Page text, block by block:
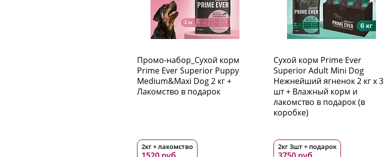
Промо-набор_Сухой корм
Prime Ever Superior Puppy
Medium&Maxi Dog 2 кг +
Лакомство в подарок
2кг + лакомство
Сухой корм Prime Ever
Superior Adult Mini Dog
Нежнейший ягненок 2 кг х 3
шт + Влажный корм и
лакомство в подарок (в
коробке)
2кг 3шт + подарок